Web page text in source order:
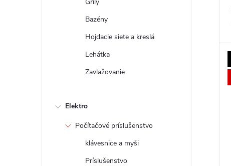
Bazény
Hojdacie siete a kreslá
Lehátka
Zavlažovanie
Elektro
Počítačové príslušenstvo
klávesnice a myši
Príslušenstvo